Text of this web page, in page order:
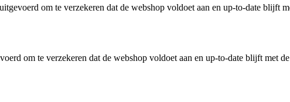
om te verzekeren dat de webshop voldoet aan en up-to-date blijft
om te verzekeren dat de webshop voldoet aan en up-to-date blijft met